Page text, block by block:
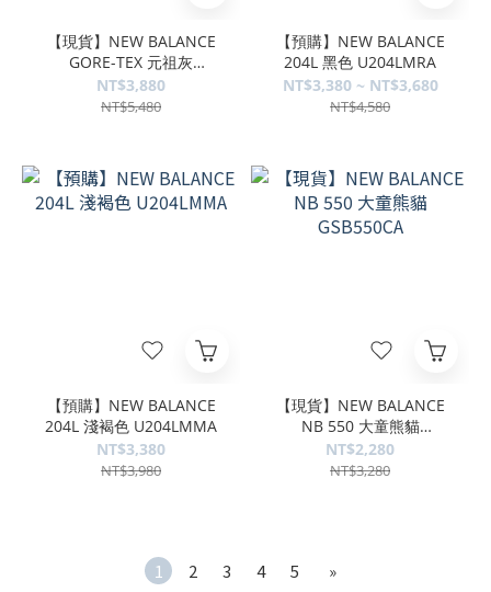
【現貨】NEW BALANCE
GORE-TEX 元祖灰
M2002RXJ
NT$3,880
NT$5,480
【預購】NEW BALANCE
204L 黑色 U204LMRA
NT$3,380 ~ NT$3,680
NT$4,580
【預購】NEW BALANCE
204L 淺褐色 U204LMMA
NT$3,380
NT$3,980
【現貨】NEW BALANCE
NB 550 大童熊貓
GSB550CA
NT$2,280
NT$3,280
1 2 3 4 5 »